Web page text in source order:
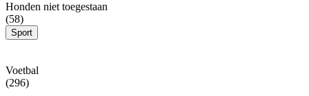
Honden niet toegestaan
(58)
Sport
Voetbal
(296)